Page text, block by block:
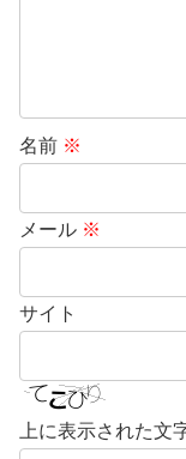
名前 ※
メール ※
サイト
上に表示された文